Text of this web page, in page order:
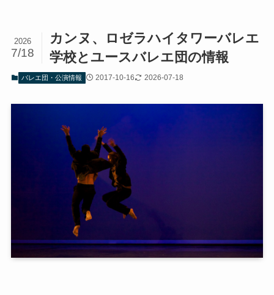
カンヌ、ロゼラハイタワーバレエ
学校とユースバレエ団の情報
2026
7/18
バレエ団・公演情報 2017-10-16 2026-07-18